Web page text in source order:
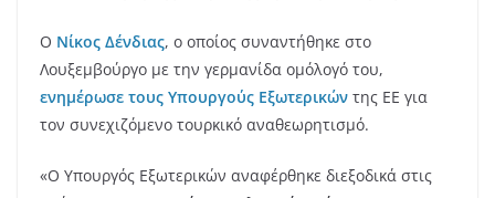
Ο Νίκος Δένδιας, ο οποίος συναντήθηκε στο
Λουξεμβούργο με την γερμανίδα ομόλογό του,
ενημέρωσε τους Υπουργούς Εξωτερικών της ΕΕ για
τον συνεχιζόμενο τουρκικό αναθεωρητισμό.
«Ο Υπουργός Εξωτερικών αναφέρθηκε διεξοδικά στις